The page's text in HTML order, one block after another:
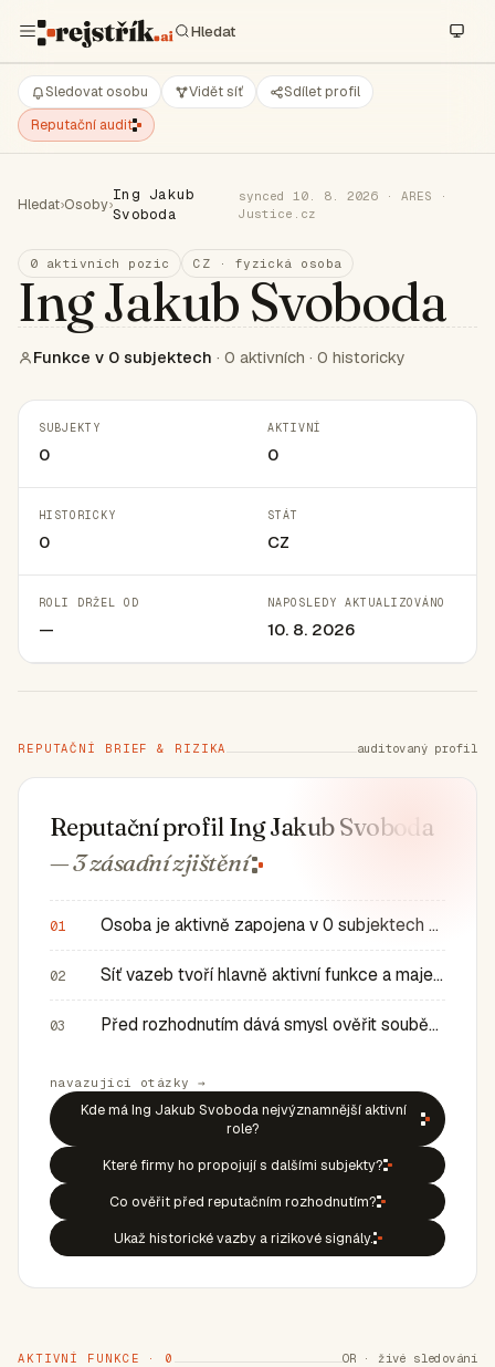
Sledovat osobu Vidět síť
Sdílet profil
Reputační audit
Hledat›Osoby›
Ing Jakub
Svoboda
synced 10. 8. 2026 · ARES ·
Justice.cz
0 aktivních pozic CZ · fyzická osoba
Ing Jakub Svoboda
Funkce v 0 subjektech · 0 aktivních · 0 historicky
SUBJEKTY
0
AKTIVNÍ
0
HISTORICKY
0
STÁT
CZ
ROLI DRŽEL OD
—
NAPOSLEDY AKTUALIZOVÁNO
10. 8. 2026
REPUTAČNÍ BRIEF & RIZIKA auditovaný profil
Reputační profil Ing Jakub Svoboda
— 3 zásadnízjištění
01 Osoba je aktivně zapojena v 0 subjektech a má 0 historic…
02 Síť vazeb tvoří hlavně aktivní funkce a majetkové role v…
03 Před rozhodnutím dává smysl ověřit souběh rolí, historic…
navazující otázky →
Kde má Ing Jakub Svoboda nejvýznamnější aktivní
role?
Které firmy ho propojují s dalšími subjekty?
Co ověřit před reputačním rozhodnutím?
Ukaž historické vazby a rizikové signály.
AKTIVNÍ FUNKCE · 0 OR · živé sledování